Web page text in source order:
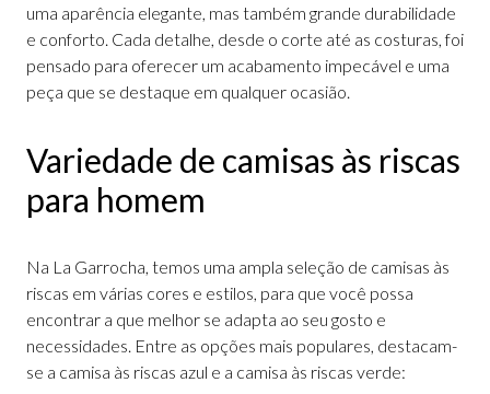
uma aparência elegante, mas também grande durabilidade
e conforto. Cada detalhe, desde o corte até as costuras, foi
pensado para oferecer um acabamento impecável e uma
peça que se destaque em qualquer ocasião.
Variedade de camisas às riscas
para homem
Na La Garrocha, temos uma ampla seleção de camisas às
riscas em várias cores e estilos, para que você possa
encontrar a que melhor se adapta ao seu gosto e
necessidades. Entre as opções mais populares, destacam-
se a camisa às riscas azul e a camisa às riscas verde: